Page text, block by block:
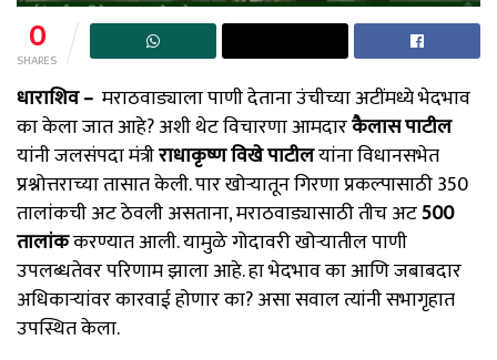
0
SHARES
धाराशिव – मराठवाड्याला पाणी देताना उंचीच्या अटींमध्ये भेदभाव
का केला जात आहे? अशी थेट विचारणा आमदारकैलास पाटील
यांनी जलसंपदा मंत्रीराधाकृष्ण विखे पाटीलयांना विधानसभेत
प्रश्नोत्तराच्या तासात केली. पार खोऱ्यातून गिरणा प्रकल्पासाठी 350
तालांकची अट ठेवली असताना, मराठवाड्यासाठी तीच अट500
तालांककरण्यात आली. यामुळे गोदावरी खोऱ्यातील पाणी
उपलब्धतेवर परिणाम झाला आहे. हा भेदभाव का आणि जबाबदार
अधिकाऱ्यांवर कारवाई होणार का? असा सवाल त्यांनी सभागृहात
उपस्थित केला.